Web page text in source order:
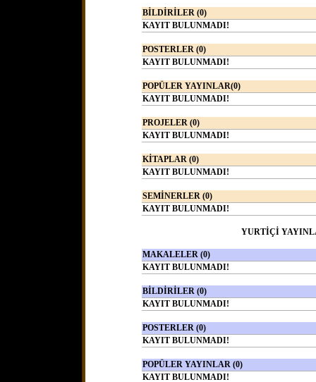
BİLDİRİLER (0)
KAYIT BULUNMADI!
POSTERLER (0)
KAYIT BULUNMADI!
POPÜLER YAYINLAR(0)
KAYIT BULUNMADI!
PROJELER (0)
KAYIT BULUNMADI!
KİTAPLAR (0)
KAYIT BULUNMADI!
SEMİNERLER (0)
KAYIT BULUNMADI!
YURTİÇİ
MAKALELER (0)
KAYIT BULUNMADI!
BİLDİRİLER (0)
KAYIT BULUNMADI!
POSTERLER (0)
KAYIT BULUNMADI!
POPÜLER YAYINLAR (0)
KAYIT BULUNMADI!